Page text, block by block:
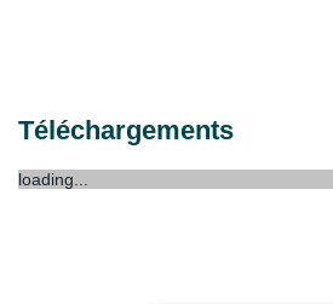
Téléchargements
loading...